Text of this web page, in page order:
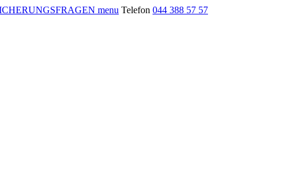
menu Telefon 044 388 57 57